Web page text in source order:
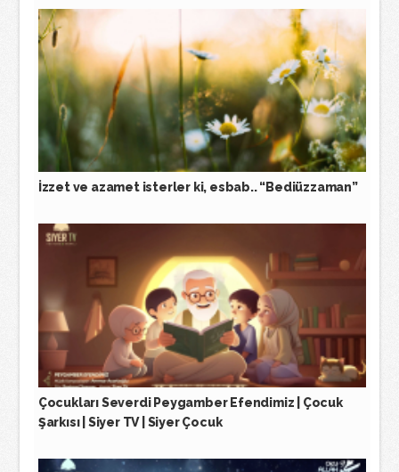
İzzet ve azamet isterler ki, esbab.. “Bediüzzaman”
Çocukları Severdi Peygamber Efendimiz | Çocuk
Şarkısı | Siyer TV | Siyer Çocuk